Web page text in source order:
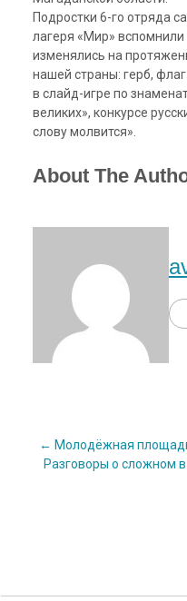
Подростки 6-го отряда
лагеря «Мир»
изменялись на
нашей страны: герб,
в слайд-игре по
великих», конкурсе
слову молвится».
About The
Post
← Молодёжная
Разговоры о сложном